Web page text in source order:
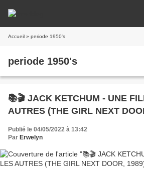
Accueil » periode 1950's
periode 1950's
📚🎬 JACK KETCHUM - UNE
AUTRES (THE GIRL NEXT
Publié le 04/05/2022 à 13:42
Par Erwelyn